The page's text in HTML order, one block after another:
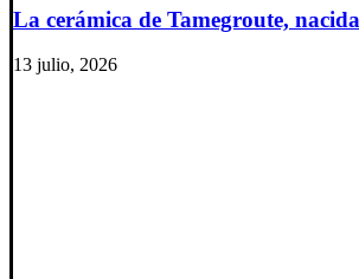
La cerámica de Tamegroute,
13 julio, 2026